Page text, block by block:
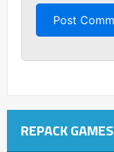
REPACK GAMES